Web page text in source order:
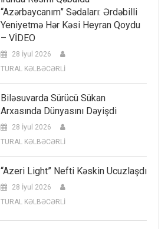
“Azərbaycanım” Sədaları: Ərdəbilli
Yeniyetmə Hər Kəsi Heyran Qoydu
– VİDEO
28 İyul 2026
TURAL KƏLBƏCƏRLİ
Biləsuvarda Sürücü Sükan
Arxasında Dünyasını Dəyişdi
28 İyul 2026
TURAL KƏLBƏCƏRLİ
“Azeri Light” Nefti Kəskin Ucuzlaşdı
28 İyul 2026
TURAL KƏLBƏCƏRLİ